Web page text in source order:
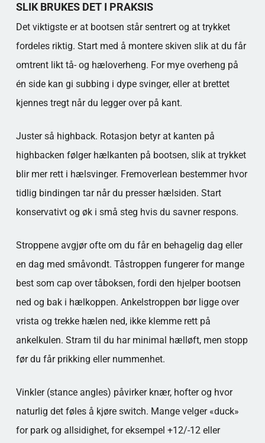
SLIK BRUKES DET I PRAKSIS
Det viktigste er at bootsen står sentrert og at trykket
fordeles riktig. Start med å montere skiven slik at du får
omtrent likt tå- og hæloverheng. For mye overheng på
én side kan gi subbing i dype svinger, eller at brettet
kjennes tregt når du legger over på kant.
Juster så highback. Rotasjon betyr at kanten på
highbacken følger hælkanten på bootsen, slik at trykket
blir mer rett i hælsvinger. Fremoverlean bestemmer hvor
tidlig bindingen tar når du presser hælsiden. Start
konservativt og øk i små steg hvis du savner respons.
Stroppene avgjør ofte om du får en behagelig dag eller
en dag med småvondt. Tåstroppen fungerer for mange
best som cap over tåboksen, fordi den hjelper bootsen
ned og bak i hælkoppen. Ankelstroppen bør ligge over
vrista og trekke hælen ned, ikke klemme rett på
ankelkulen. Stram til du har minimal hælløft, men stopp
før du får prikking eller nummenhet.
Vinkler (stance angles) påvirker knær, hofter og hvor
naturlig det føles å kjøre switch. Mange velger «duck»
for park og allsidighet, for eksempel +12/-12 eller